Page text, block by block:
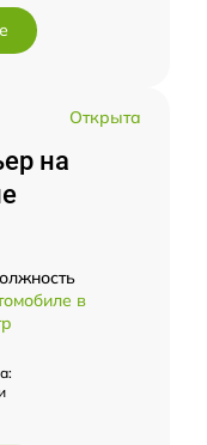
Открыта
на
в